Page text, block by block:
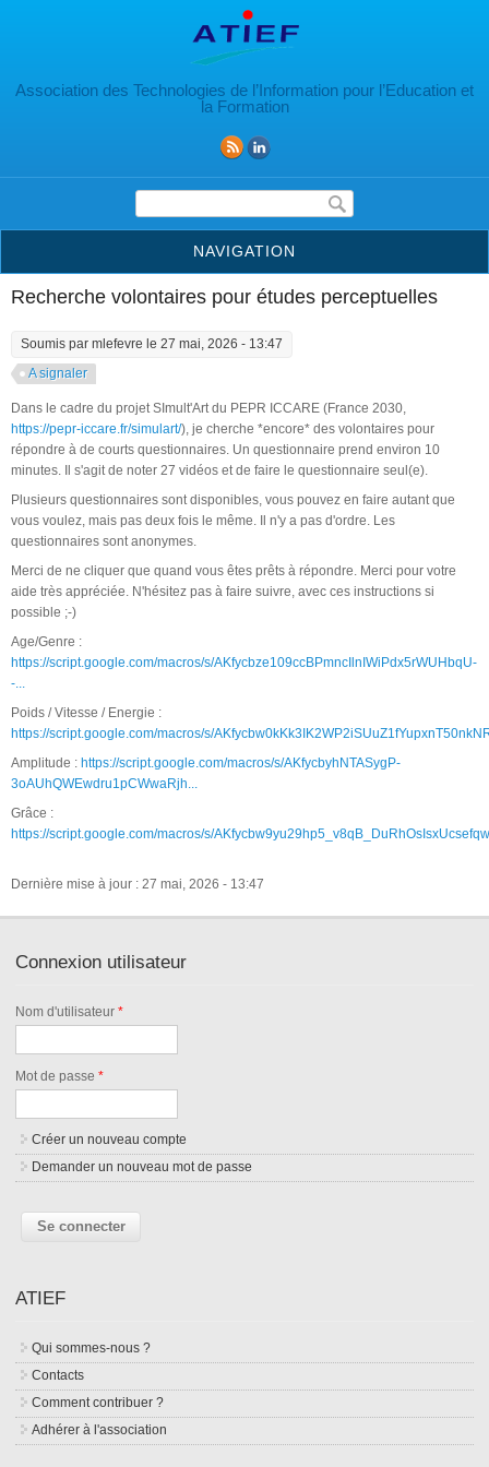
Association des Technologies de l’Information pour l’Education et
la Formation
Formulaire de recherche
NAVIGATION
Recherche volontaires pour études perceptuelles
Soumis par mlefevre le 27 mai, 2026 - 13:47
A signaler
Dans le cadre du projet SImult'Art du PEPR ICCARE (France 2030,
https://pepr-iccare.fr/simulart/), je cherche *encore* des volontaires pour
répondre à de courts questionnaires. Un questionnaire prend environ 10
minutes. Il s'agit de noter 27 vidéos et de faire le questionnaire seul(e).
Plusieurs questionnaires sont disponibles, vous pouvez en faire autant que
vous voulez, mais pas deux fois le même. Il n'y a pas d'ordre. Les
questionnaires sont anonymes.
Merci de ne cliquer que quand vous êtes prêts à répondre. Merci pour votre
aide très appréciée. N'hésitez pas à faire suivre, avec ces instructions si
possible ;-)
Age/Genre :
https://script.google.com/macros/s/AKfycbze109ccBPmncIlnIWiPdx5rWUHbqU-
-...
Poids / Vitesse / Energie :
https://script.google.com/macros/s/
Amplitude : https://script.google.com/macros/s/AKfycbyhNTASygP-
3oAUhQWEwdru1pCWwaRjh...
Grâce :
https://script.google.com/macros/s/
Dernière mise à jour : 27 mai, 2026 - 13:47
Connexion utilisateur
Nom d'utilisateur*
Mot de passe*
Créer un nouveau compte
Demander un nouveau mot de passe
ATIEF
Qui sommes-nous ?
Contacts
Comment contribuer ?
Adhérer à l'association